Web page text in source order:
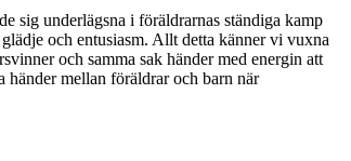
sig underlägsna i föräldrarnas ständiga kamp
och entusiasm. Allt detta känner vi vuxna
och samma sak händer med energin att
händer mellan föräldrar och barn när